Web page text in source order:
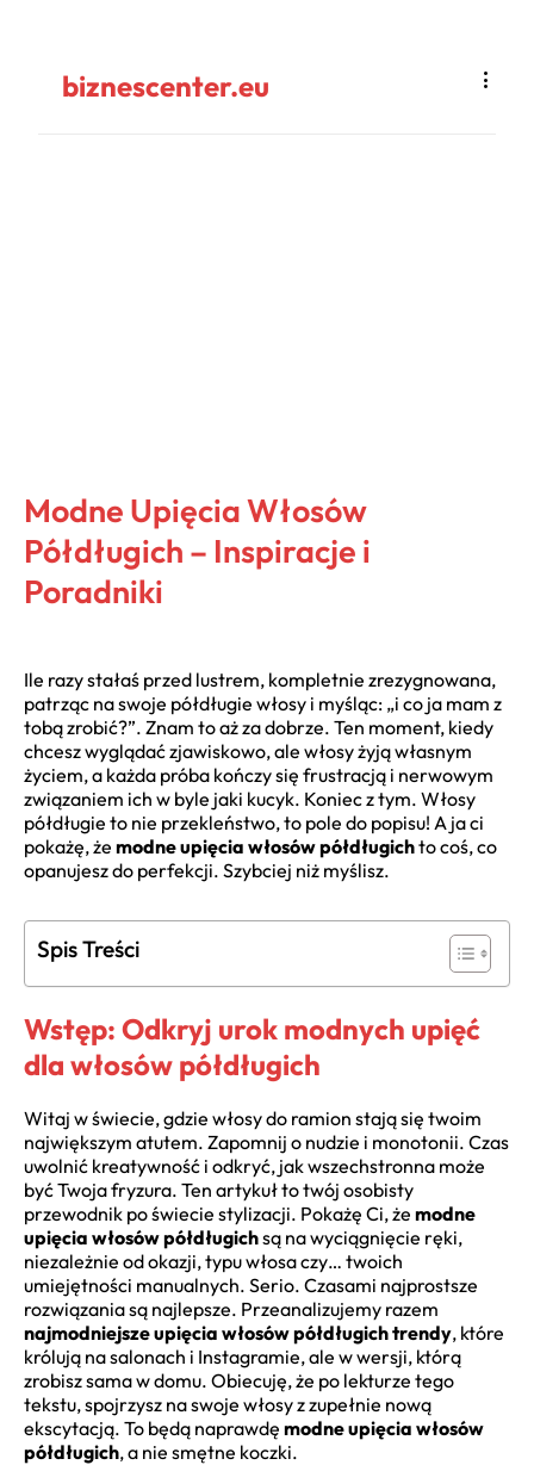
biznescenter.eu
Modne Upięcia Włosów
Półdługich – Inspiracje i
Poradniki
Ile razy stałaś przed lustrem, kompletnie zrezygnowana,
patrząc na swoje półdługie włosy i myśląc: „i co ja mam z
tobą zrobić?”. Znam to aż za dobrze. Ten moment, kiedy
chcesz wyglądać zjawiskowo, ale włosy żyją własnym
życiem, a każda próba kończy się frustracją i nerwowym
związaniem ich w byle jaki kucyk. Koniec z tym. Włosy
półdługie to nie przekleństwo, to pole do popisu! A ja ci
pokażę, że modne upięcia włosów półdługichto coś, co
opanujesz do perfekcji. Szybciej niż myślisz.
Spis Treści
Wstęp: Odkryj urok modnych upięć
dla włosów półdługich
Witaj w świecie, gdzie włosy do ramion stają się twoim
największym atutem. Zapomnij o nudzie i monotonii. Czas
uwolnić kreatywność i odkryć, jak wszechstronna może
być Twoja fryzura. Ten artykuł to twój osobisty
przewodnik po świecie stylizacji. Pokażę Ci, że modne
upięcia włosów półdługichsą na wyciągnięcie ręki,
niezależnie od okazji, typu włosa czy… twoich
umiejętności manualnych. Serio. Czasami najprostsze
rozwiązania są najlepsze. Przeanalizujemy razem
najmodniejsze upięcia włosów półdługich trendy, które
królują na salonach i Instagramie, ale w wersji, którą
zrobisz sama w domu. Obiecuję, że po lekturze tego
tekstu, spojrzysz na swoje włosy z zupełnie nową
ekscytacją. To będą naprawdę modne upięcia włosów
półdługich, a nie smętne koczki.